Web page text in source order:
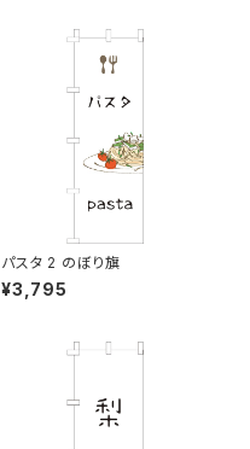
パスタ 2 のぼり旗
¥3,795